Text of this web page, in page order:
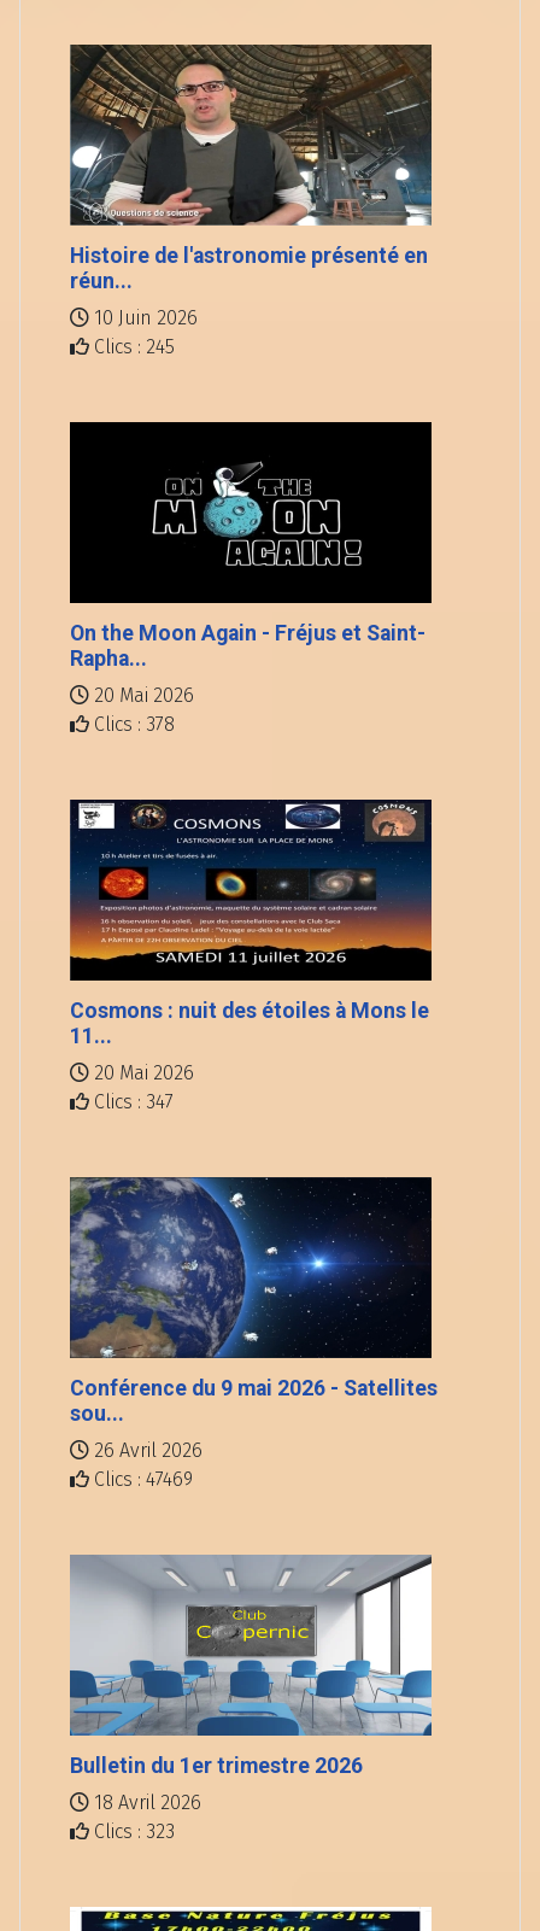
Histoire de l'astronomie présenté en
réun...
10 Juin 2026
Clics : 245
On the Moon Again - Fréjus et Saint-
Rapha...
20 Mai 2026
Clics : 378
Cosmons : nuit des étoiles à Mons le
11...
20 Mai 2026
Clics : 347
Conférence du 9 mai 2026 - Satellites
sou...
26 Avril 2026
Clics : 47469
Bulletin du 1er trimestre 2026
18 Avril 2026
Clics : 323